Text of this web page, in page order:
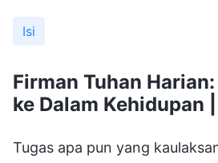
Isi
Firman Tuhan
ke Dalam Kehidupan
Tugas apa pun yang